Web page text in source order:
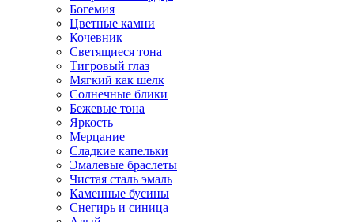
Богемия
Цветные камни
Кочевник
Светящиеся тона
Тигровый глаз
Мягкий как шелк
Солнечные блики
Бежевые тона
Яркость
Мерцание
Сладкие капельки
Эмалевые браслеты
Чистая сталь эмаль
Каменные бусины
Снегирь и синица